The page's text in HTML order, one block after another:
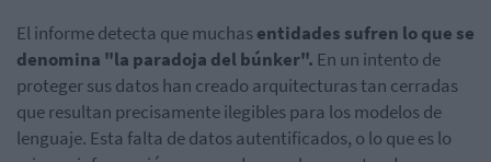
El informe detecta que muchasentidades sufren lo que se
denomina "la paradoja del búnker". En un intento de
proteger sus datos han creado arquitecturas tan cerradas
que resultan precisamente ilegibles para los modelos de
lenguaje. Esta falta de datos autentificados, o lo que es lo